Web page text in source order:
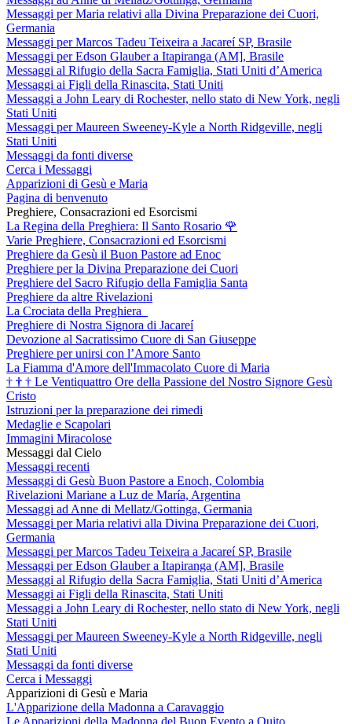
Messaggi per Maria relativi alla Divina Preparazione dei Cuori,
Germania
Messaggi per Marcos Tadeu Teixeira a Jacareí SP, Brasile
Messaggi per Edson Glauber a Itapiranga (AM], Brasile
Messaggi al Rifugio della Sacra Famiglia, Stati Uniti d’America
Messaggi ai Figli della Rinascita, Stati Uniti
Messaggi a John Leary di Rochester, nello stato di New York, negli
Stati Uniti
Messaggi per Maureen Sweeney-Kyle a North Ridgeville, negli
Stati Uniti
Messaggi da fonti diverse
Cerca i Messaggi
Apparizioni di Gesù e Maria
Pagina di benvenuto
Preghiere, Consacrazioni ed Esorcismi
La Regina della Preghiera: Il Santo Rosario 🌹
Varie Preghiere, Consacrazioni ed Esorcismi
Preghiere da Gesù il Buon Pastore ad Enoc
Preghiere per la Divina Preparazione dei Cuori
Preghiere del Sacro Rifugio della Famiglia Santa
Preghiere da altre Rivelazioni
La Crociata della Preghiera
Preghiere di Nostra Signora di Jacareí
Devozione al Sacratissimo Cuore di San Giuseppe
Preghiere per unirsi con l’Amore Santo
La Fiamma d'Amore dell'Immacolato Cuore di Maria
† † † Le Ventiquattro Ore della Passione del Nostro Signore Gesù
Cristo
Istruzioni per la preparazione dei rimedi
Medaglie e Scapolari
Immagini Miracolose
Messaggi dal Cielo
Messaggi recenti
Messaggi di Gesù Buon Pastore a Enoch, Colombia
Rivelazioni Mariane a Luz de María, Argentina
Messaggi ad Anne di Mellatz/Gottinga, Germania
Messaggi per Maria relativi alla Divina Preparazione dei Cuori,
Germania
Messaggi per Marcos Tadeu Teixeira a Jacareí SP, Brasile
Messaggi per Edson Glauber a Itapiranga (AM], Brasile
Messaggi al Rifugio della Sacra Famiglia, Stati Uniti d’America
Messaggi ai Figli della Rinascita, Stati Uniti
Messaggi a John Leary di Rochester, nello stato di New York, negli
Stati Uniti
Messaggi per Maureen Sweeney-Kyle a North Ridgeville, negli
Stati Uniti
Messaggi da fonti diverse
Cerca i Messaggi
Apparizioni di Gesù e Maria
L'Apparizione della Madonna a Caravaggio
Le Apparizioni della Madonna del Buon Evento a Quito